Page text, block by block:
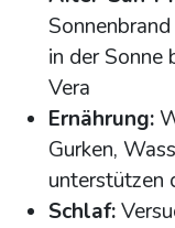
in der
Vera
Ernährung:
Gurken,
unterstützen
Schlaf: